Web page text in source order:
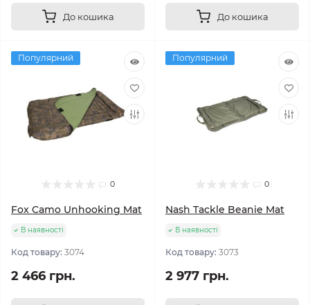
До кошика До кошика
Популярний
0
Fox Camo Unhooking Mat
В наявності
Код товару: 3074
2 466 грн.
Популярний
0
Nash Tackle Beanie Mat
В наявності
Код товару: 3073
2 977 грн.